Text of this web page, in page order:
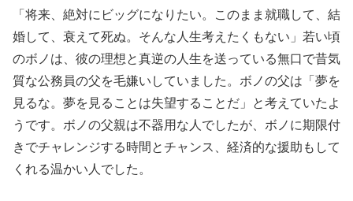
「将来、絶対にビッグになりたい。このまま就職して、結
婚して、衰えて死ぬ。そんな人生考えたくもない」若い頃
のボノは、彼の理想と真逆の人生を送っている無口で昔気
質な公務員の父を毛嫌いしていました。ボノの父は「夢を
見るな。夢を見ることは失望することだ」と考えていたよ
うです。ボノの父親は不器用な人でしたが、ボノに期限付
きでチャレンジする時間とチャンス、経済的な援助もして
くれる温かい人でした。